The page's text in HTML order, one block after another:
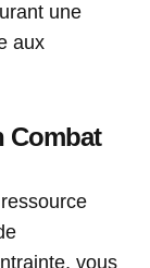
une
aux
Combat
vous